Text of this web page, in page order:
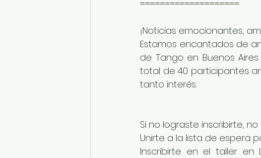
====================
¡Noticias emocionantes,
Estamos encantados de
de Tango en Buenos
total de 40 participantes
tanto interés.
Si no lograste inscribirte,
Unirte a la lista de espera
Inscribirte en el taller en